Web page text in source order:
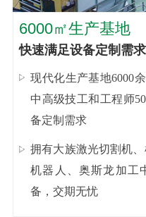
6000㎡生产基地
快速满足设备定制需求
现代化生产基地6000
中高级技工和工程师
备定制需求
拥有大族激光切割机
机器人、奥斯龙加工
备，交期无忧